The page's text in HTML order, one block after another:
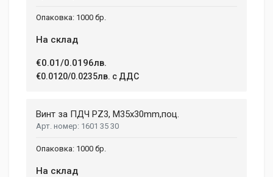
Your Review
Post Your Review
1000 бр.
На склад
€0.01/0.0196лв.
€0.0120/0.0235лв. с ДДС
Винт за ПДЧ PZ3, M35x30mm,поц.
1601 35 30
1000 бр.
На склад